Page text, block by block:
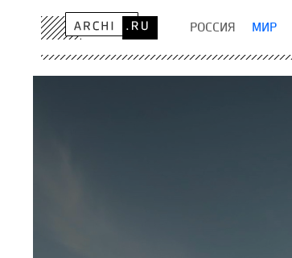
РОССИЯ МИР